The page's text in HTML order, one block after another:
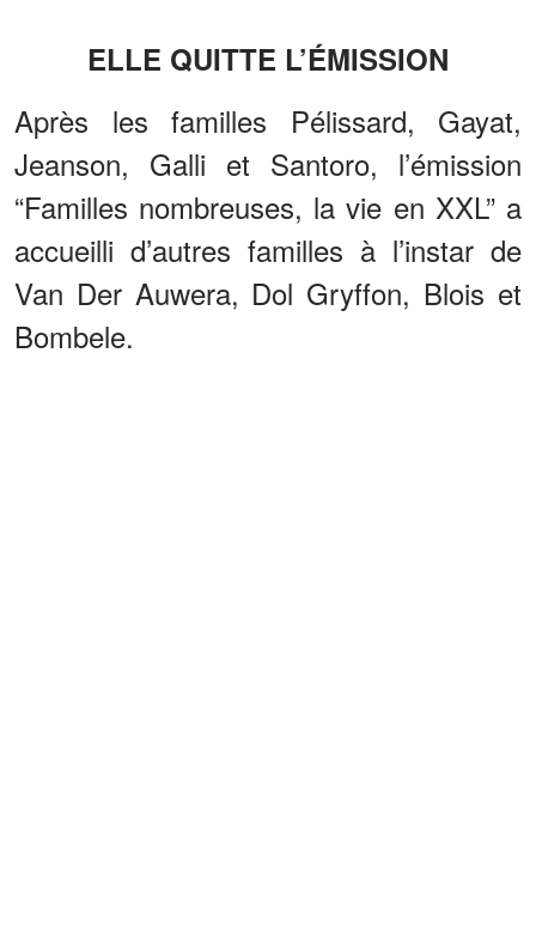
ELLE QUITTE L’ÉMISSION
Après les familles Pélissard, Gayat,
Jeanson, Galli et Santoro, l’émission
“Familles nombreuses, la vie en XXL” a
accueilli d’autres familles à l’instar de
Van Der Auwera, Dol Gryffon, Blois et
Bombele.